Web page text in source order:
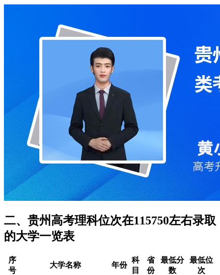
二、贵州高考理科位次在115750左右录取
的大学一览表
序
号
大学名称 年份
科
目
省
份
最低分
数
最低位
次